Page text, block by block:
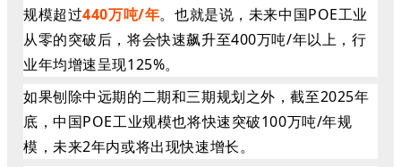
规模超过440万吨/年。也就是说，未来中国POE工业
从零的突破后，将会快速飙升至400万吨/年以上，行
业年均增速呈现125%。
如果刨除中远期的二期和三期规划之外，截至2025年
底，中国POE工业规模也将快速突破100万吨/年规
模，未来2年内或将出现快速增长。